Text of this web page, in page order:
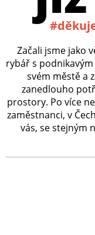
Začali jsme jako
rybář s
svém městě a
zanedlouho
prostory. Po více
zaměstnanci, v
vás, se stejným